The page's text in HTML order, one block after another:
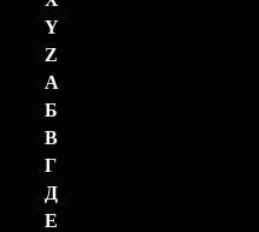
Y
Z
А
Б
В
Г
Д
Е